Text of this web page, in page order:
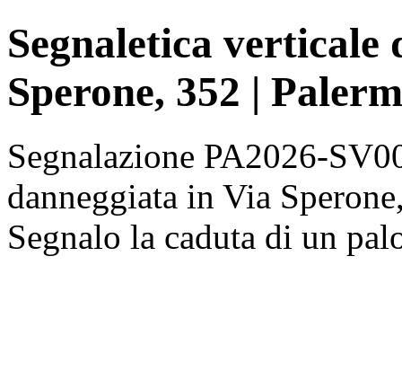
Segnaletica verticale
Sperone, 352 |
Segnalazione PA2026-
danneggiata in Via
Segnalo la caduta di un